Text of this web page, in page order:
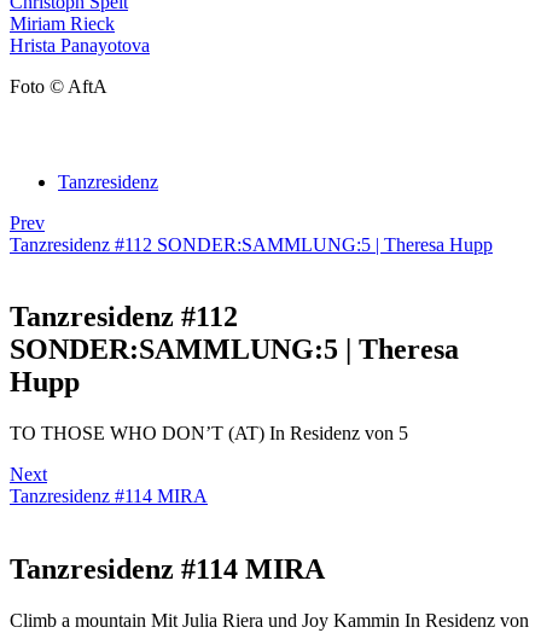
Miriam Rieck
Hrista Panayotova
Foto © AftA
Tanzresidenz
Prev
Tanzresidenz #112 SONDER:SAMMLUNG:5 | Theresa Hupp
Tanzresidenz #112
SONDER:SAMMLUNG:5 | Theresa
Hupp
TO THOSE WHO DON’T (AT) In Residenz von 5
Next
Tanzresidenz #114 MIRA
Tanzresidenz #114 MIRA
Climb a mountain Mit Julia Riera und Joy Kammin In Residenz von